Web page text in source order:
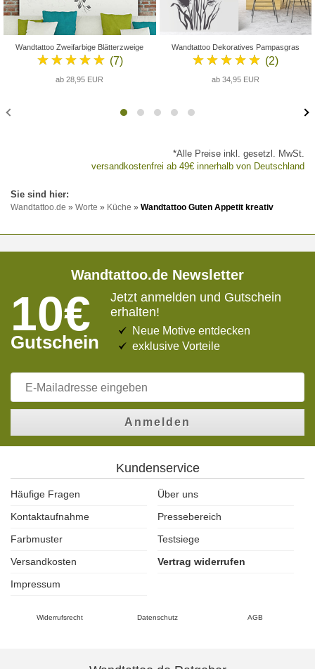
Wandtattoo Zweifarbige Blätterzweige
★★★★★ (7)
ab 28,95 EUR
Wandtattoo Dekoratives Pampasgras
★★★★★ (2)
ab 34,95 EUR
*Alle Preise inkl. gesetzl. MwSt.
versandkostenfrei ab 49€ innerhalb von Deutschland
Wandtattoo.de » Worte » Küche » Wandtattoo Guten Appetit kreativ
Wandtattoo.de Newsletter
10€
Gutschein
Jetzt anmelden und Gutschein
erhalten!
Neue Motive entdecken
exklusive Vorteile
Anmelden
Kundenservice
Häufige Fragen
Über uns
Kontaktaufnahme
Pressebereich
Farbmuster
Testsiege
Versandkosten
Vertrag widerrufen
Impressum
Widerrufsrecht Datenschutz AGB